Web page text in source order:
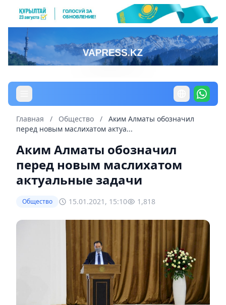
Главная / Общество /
Аким Алматы обозначил
перед новым маслихатом актуа...
Аким Алматы обозначил
перед новым маслихатом
актуальные задачи
Общество 15.01.2021, 15:10 1,818